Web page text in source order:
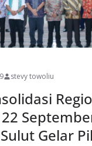
stevy towoliu
Gelar